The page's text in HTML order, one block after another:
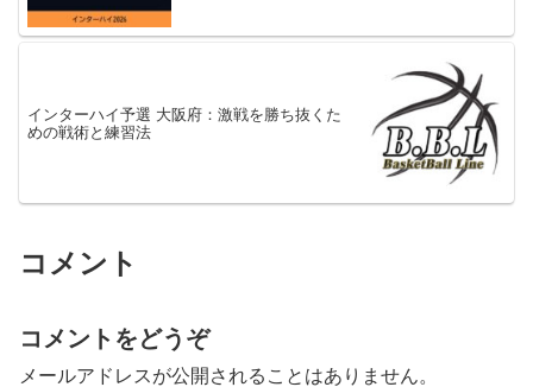
インターハイ予選 大阪府：激戦を勝ち抜くた
めの戦術と練習法
コメント
コメントをどうぞ
メールアドレスが公開されることはありません。